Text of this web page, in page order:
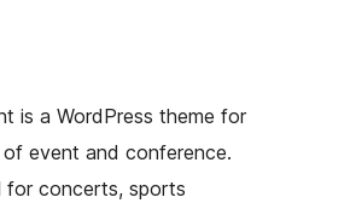
is a WordPress theme for
event and conference.
for concerts, sports